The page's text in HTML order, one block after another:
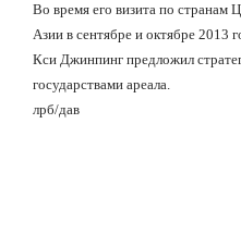
Во время его визита по
Азии в сентябре и октябре 2013
Кси Джинпинг предложил
государствами ареала.
лрб/дав